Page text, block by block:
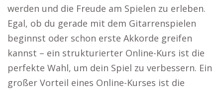
werden und die Freude am Spielen zu erleben.
Egal, ob du gerade mit dem Gitarrenspielen
beginnst oder schon erste Akkorde greifen
kannst – ein strukturierter Online-Kurs ist die
perfekte Wahl, um dein Spiel zu verbessern. Ein
großer Vorteil eines Online-Kurses ist die